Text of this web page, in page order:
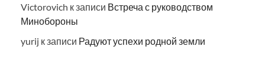
Victorovich к записи Встреча с руководством
Минобороны
yurij к записи Радуют успехи родной земли